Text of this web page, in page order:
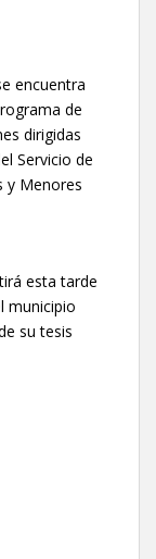
encuentra
de
dirigidas
Servicio de
y Menores
esta tarde
municipio
su tesis